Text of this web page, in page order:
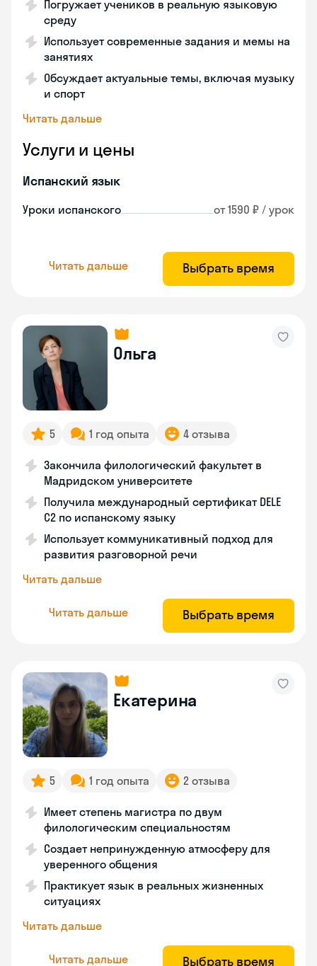
Погружает учеников в реальную языковую
среду
Использует современные задания и мемы на
занятиях
Обсуждает актуальные темы, включая музыку
и спорт
Читать дальше
Услуги и цены
Испанский язык
Уроки испанского от 1590 ₽ / урок
Читать дальше Выбрать время
Ольга
5 1 год опыта 4 отзыва
Закончила филологический факультет в
Мадридском университете
Получила международный сертификат DELE
C2 по испанскому языку
Использует коммуникативный подход для
развития разговорной речи
Читать дальше
Читать дальше Выбрать время
Екатерина
5 1 год опыта 2 отзыва
Имеет степень магистра по двум
филологическим специальностям
Создает непринужденную атмосферу для
уверенного общения
Практикует язык в реальных жизненных
ситуациях
Читать дальше
Читать дальше Выбрать время